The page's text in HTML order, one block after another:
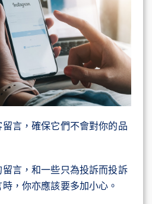
言，確保它們不會對你的品
言，和一些只為投訴而投訴
，你亦應該要多加小心。